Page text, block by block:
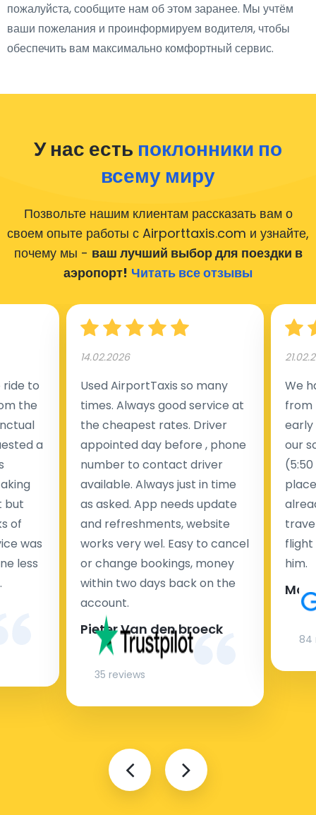
пожалуйста, сообщите нам об этом заранее. Мы учтём
ваши пожелания и проинформируем водителя, чтобы
обеспечить вам максимально комфортный сервис.
У нас есть поклонники по
всему миру
Позвольте нашим клиентам рассказать вам о
своем опыте работы с Airporttaxis.com и узнайте,
почему мы - ваш лучший выбор для поездки в
аэропорт! Читать все отзывы
to
the
a
but
of
was
less
14.02.2026
Used AirportTaxis so many
times. Always good service at
the cheapest rates. Driver
appointed day before , phone
number to contact driver
available. Always just in time
as asked. App needs update
and refreshments, website
works very wel. Easy to cancel
or change bookings, money
within two days back on the
account.
Pieter Van den broeck
35 reviews
We
from
early
our
flight
him.
84